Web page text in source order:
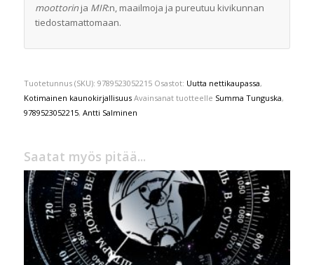
moottorinja MIR:n, maailmoja ja pureutuu kivikunnan
tiedostamattomaan.
Tuotetunnus (SKU): 9789523052215 Osastot: Uutta nettikaupassa,
Kotimainen kaunokirjallisuus Avainsanat tuotteelle Summa Tunguska,
9789523052215, Antti Salminen
Saatat myös pitää...